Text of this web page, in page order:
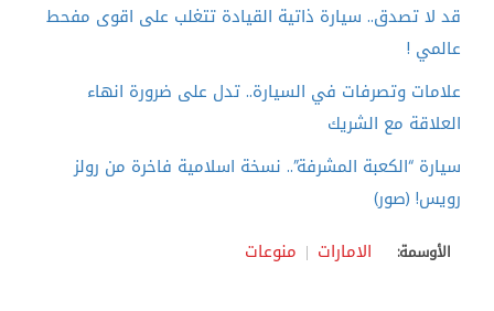
قد لا تصدق.. سيارة ذاتية القيادة تتغلب على اقوى مفحط
عالمي !
علامات وتصرفات في السيارة.. تدل على ضرورة انهاء
العلاقة مع الشريك
سيارة “الكعبة المشرفة”.. نسخة اسلامية فاخرة من رولز
رويس! (صور)
الأوسمة: الامارات منوعات